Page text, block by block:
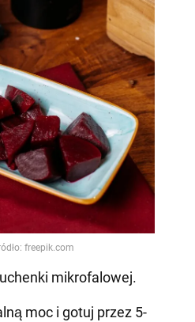
mikrofalowej.
moc i gotuj przez 5-